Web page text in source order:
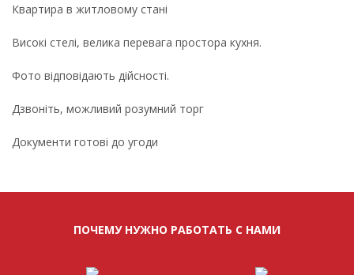
Квартира в житловому стані
Високі стелі, велика перевага простора кухня.
Фото відповідають дійсності.
Дзвоніть, можливий розумний торг
Документи готові до угоди
ПОЧЕМУ НУЖНО РАБОТАТЬ С НАМИ